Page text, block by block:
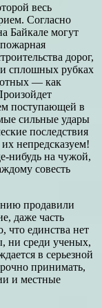
весь
Согласно
Байкале могут
дорог,
сплошных рубках
— как
поступающей в
сильные удары
последствия
непредсказуем!
нибудь на чужой,
совесть
продавили
даже часть
что единства нет
ни среди ученых,
в серьезной
принимать,
и местные